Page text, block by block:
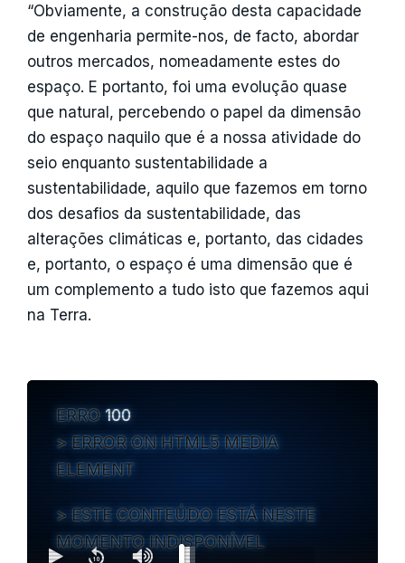
“Obviamente, a construção desta capacidade
de engenharia permite-nos, de facto, abordar
outros mercados, nomeadamente estes do
espaço. E portanto, foi uma evolução quase
que natural, percebendo o papel da dimensão
do espaço naquilo que é a nossa atividade do
seio enquanto sustentabilidade a
sustentabilidade, aquilo que fazemos em torno
dos desafios da sustentabilidade, das
alterações climáticas e, portanto, das cidades
e, portanto, o espaço é uma dimensão que é
um complemento a tudo isto que fazemos aqui
na Terra.
ERRO 100
ERROR ON HTML5 MEDIA
ELEMENT
ESTE CONTEÚDO ESTÁ NESTE
MOMENTO INDISPONÍVEL